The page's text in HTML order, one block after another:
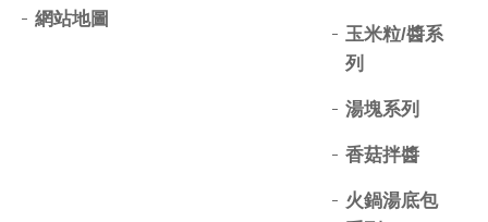
玉米粒/醬系
列
湯塊系列
香菇拌醬
火鍋湯底包
網站地圖